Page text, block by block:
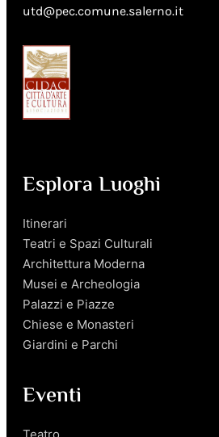
utd@pec.comune.salerno.it
Esplora Luoghi
Itinerari
Teatri e Spazi Culturali
Architettura Moderna
Musei e Archeologia
Palazzi e Piazze
Chiese e Monasteri
Giardini e Parchi
Eventi